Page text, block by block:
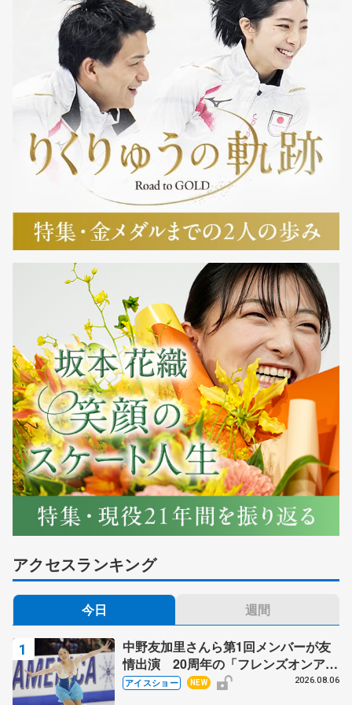
アクセスランキング
今日 週間
中野友加里さんら第1回メンバーが友
情出演 20周年の「フレンズオンアイ
ス」 宮本賢二さん、有川梨絵さん、
アイスショー NEW 2026.08.06